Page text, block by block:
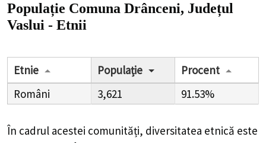
Populație Comuna Drânceni, Județul
Vaslui - Etnii
Etnie Populație
Procent
Români
3,621 91.53%
În cadrul acestei comunități, diversitatea etnică este